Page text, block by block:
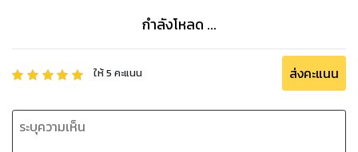
กำลังโหลด ...
ให้5 คะแนน ส่งคะแนน